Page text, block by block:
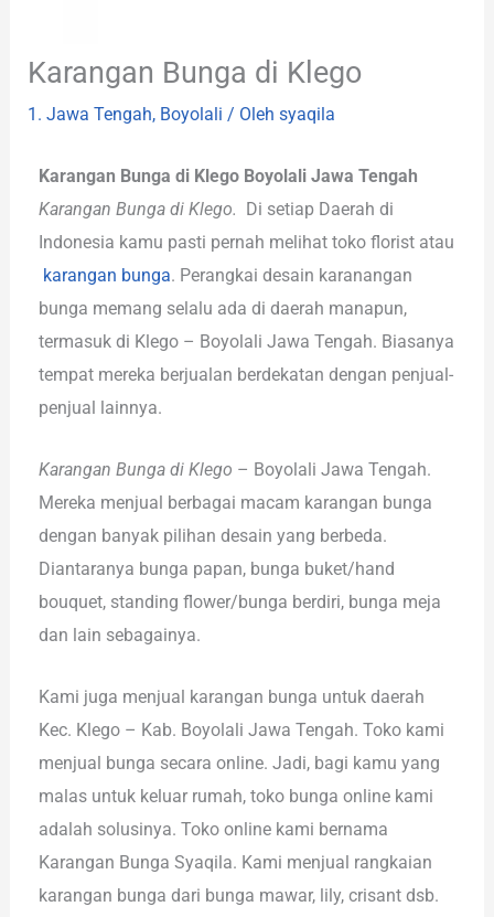
Karangan Bunga di Klego
1. Jawa Tengah, Boyolali / Olehsyaqila
Karangan Bunga di Klego Boyolali Jawa Tengah
Karangan Bunga di Klego. Di setiap Daerah di
Indonesia kamu pasti pernah melihat toko florist atau
karangan bunga. Perangkai desain karanangan
bunga memang selalu ada di daerah manapun,
termasuk di Klego – Boyolali Jawa Tengah. Biasanya
tempat mereka berjualan berdekatan dengan penjual-
penjual lainnya.
Karangan Bunga di Klego – Boyolali Jawa Tengah.
Mereka menjual berbagai macam karangan bunga
dengan banyak pilihan desain yang berbeda.
Diantaranya bunga papan, bunga buket/hand
bouquet, standing flower/bunga berdiri, bunga meja
dan lain sebagainya.
Kami juga menjual karangan bunga untuk daerah
Kec. Klego – Kab. Boyolali Jawa Tengah. Toko kami
menjual bunga secara online. Jadi, bagi kamu yang
malas untuk keluar rumah, toko bunga online kami
adalah solusinya. Toko online kami bernama
Karangan Bunga Syaqila. Kami menjual rangkaian
karangan bunga dari bunga mawar, lily, crisant dsb.